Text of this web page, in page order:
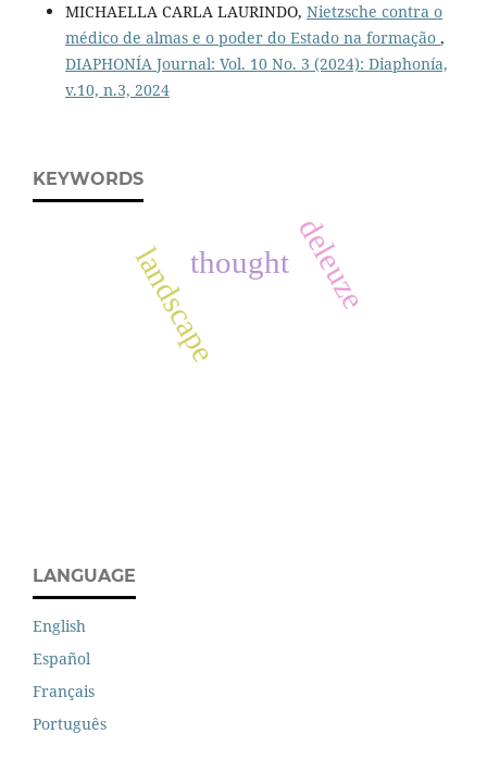
MICHAELLA CARLA LAURINDO, Nietzsche contra o
médico de almas e o poder do Estado na formação ,
DIAPHONÍA Journal: Vol. 10 No. 3 (2024): Diaphonía,
v.10, n.3, 2024
KEYWORDS
deleuze
landscapethought
LANGUAGE
English
Español
Français
Português